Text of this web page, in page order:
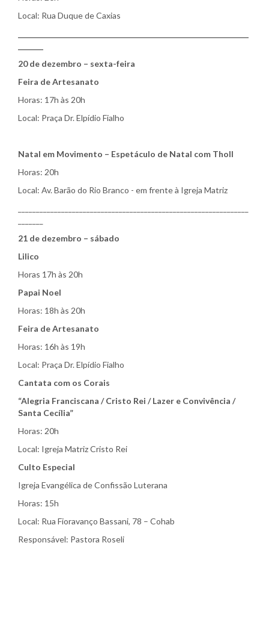
Local: Rua Duque de Caxias
20 de dezembro – sexta-feira
Feira de Artesanato
Horas: 17h às 20h
Local: Praça Dr. Elpídio Fialho
Natal em Movimento – Espetáculo de Natal com Tholl
Horas: 20h
Local: Av. Barão do Rio Branco - em frente à Igreja Matriz
21 de dezembro – sábado
Lilico
Horas 17h às 20h
Papai Noel
Horas: 18h às 20h
Feira de Artesanato
Horas: 16h às 19h
Local: Praça Dr. Elpídio Fialho
Cantata com os Corais
“Alegria Franciscana / Cristo Rei / Lazer e Convivência /
Santa Cecília”
Horas: 20h
Local: Igreja Matriz Cristo Rei
Culto Especial
Igreja Evangélica de Confissão Luterana
Horas: 15h
Local: Rua Fioravanço Bassani, 78 – Cohab
Responsável: Pastora Roseli